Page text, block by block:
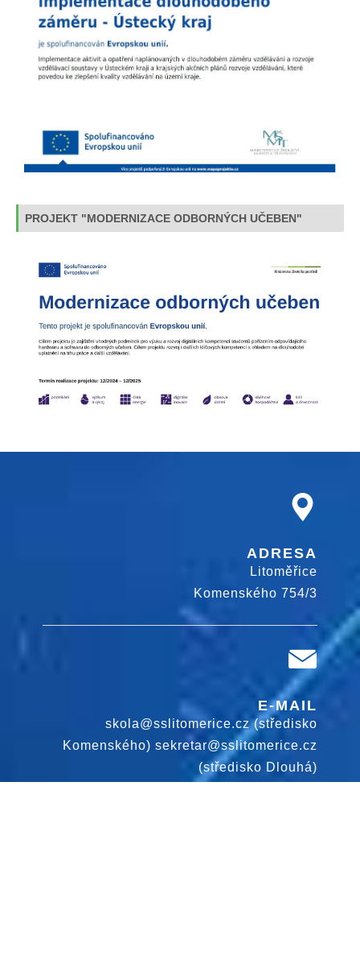
PROJEKT "MODERNIZACE ODBORNÝCH UČEBEN"
ADRESA
Litoměřice
Komenského 754/3
E-MAIL
skola@sslitomerice.cz (středisko
Komenského) sekretar@sslitomerice.cz
(středisko Dlouhá)